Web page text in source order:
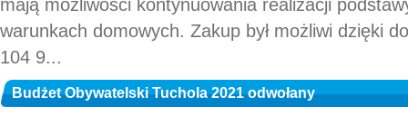
warunkach domowych. Zakup był możliwi dzięki
104 9...
Budżet Obywatelski Tuchola 2021 odwołany